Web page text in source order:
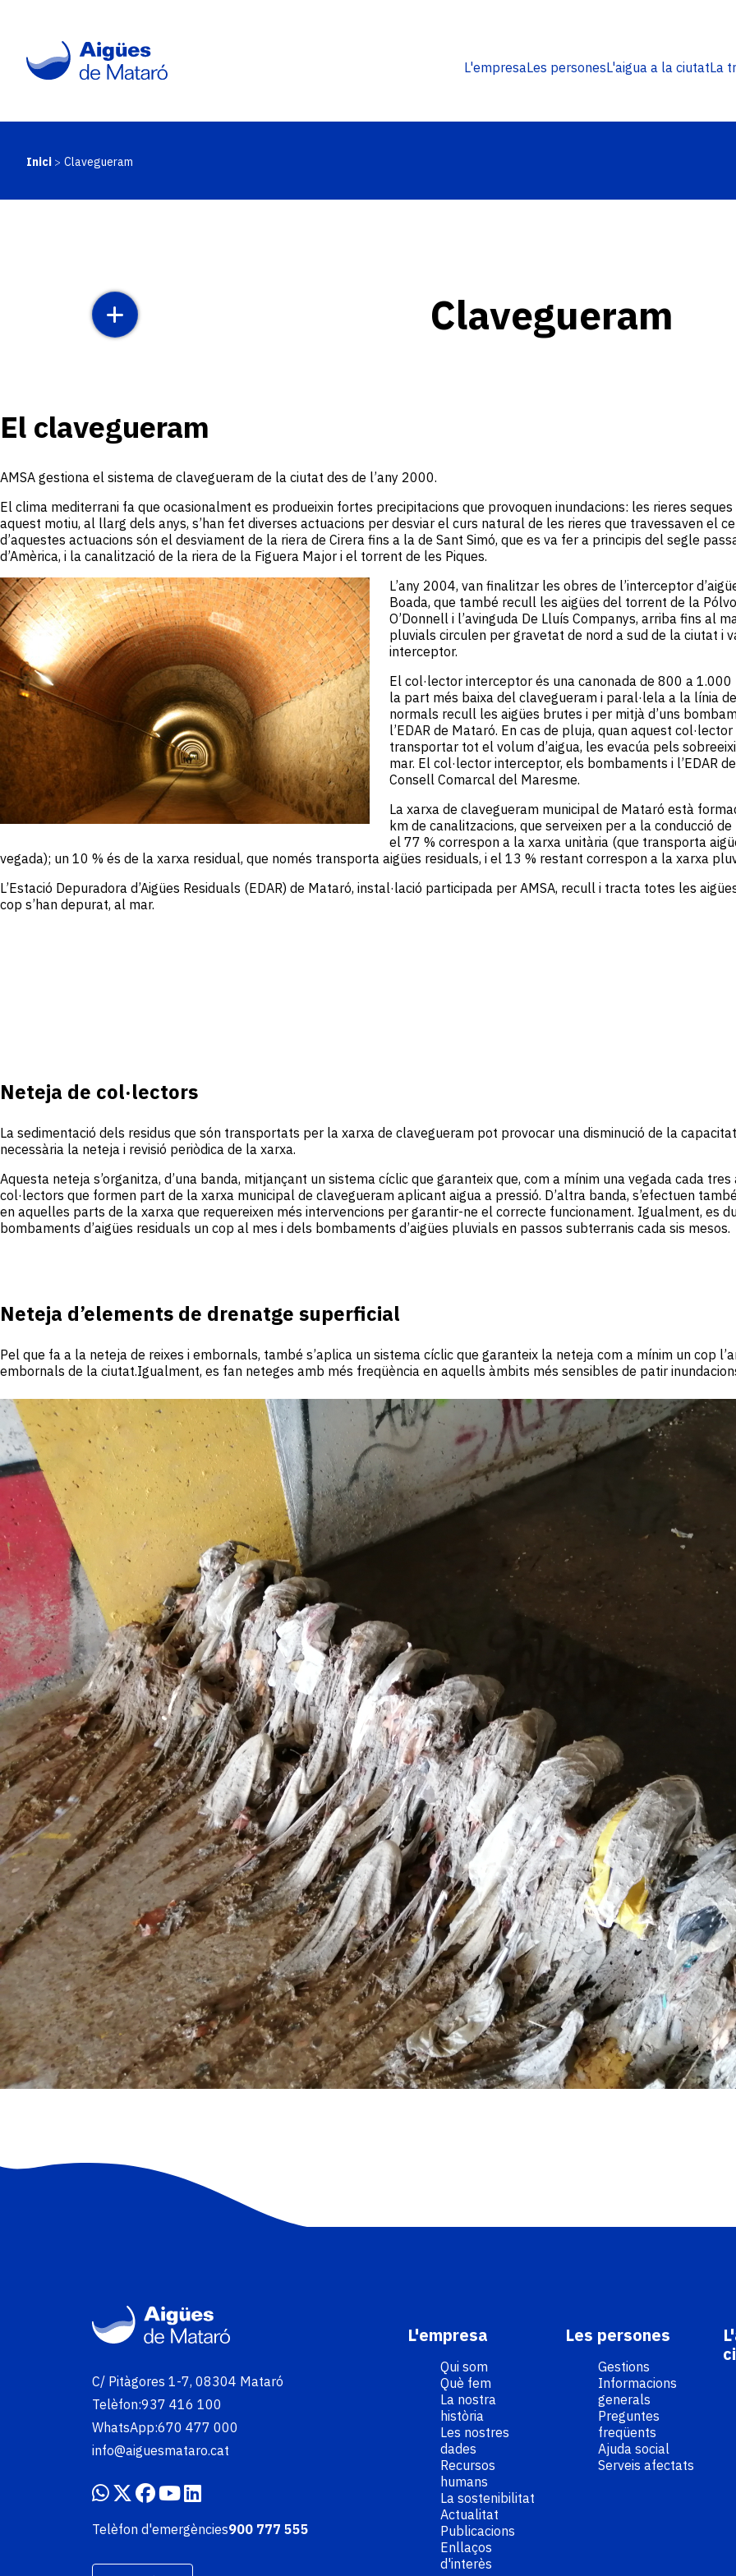
contingut
Navegació
L'empresaLes personesL'aigua a la ciutatLa
Fil
Inici Clavegueram
Clavegueram
El clavegueram
AMSA gestiona el sistema de clavegueram de la ciutat des de l’any 2000.
El clima mediterrani fa que ocasionalment es produeixin fortes precipitacions que provoquen inundacions: les rieres
aquest motiu, al llarg dels anys, s’han fet diverses actuacions per desviar el curs natural de les rieres que travessaven el
d’aquestes actuacions són el desviament de la riera de Cirera fins a la de Sant Simó, que es va fer a principis del segle
d’Amèrica, i la canalització de la riera de la Figuera Major i el torrent de les Piques.
Imatge
L’any 2004, van finalitzar les obres de l’interceptor
Boada, que també recull les aigües del torrent de la
O’Donnell i l’avinguda De Lluís Companys, arriba fins al
pluvials circulen per gravetat de nord a sud de la ciutat i
interceptor.
El col·lector interceptor és una canonada de 800 a
la part més baixa del clavegueram i paral·lela a la línia
normals recull les aigües brutes i per mitjà d’uns
l’EDAR de Mataró. En cas de pluja, quan aquest
transportar tot el volum d’aigua, les evacúa pels
mar. El col·lector interceptor, els bombaments i l’EDAR
Consell Comarcal del Maresme.
La xarxa de clavegueram municipal de Mataró està
km de canalitzacions, que serveixen per a la conducció
el 77 % correspon a la xarxa unitària (que transporta
vegada); un 10 % és de la xarxa residual, que només transporta aigües residuals, i el 13 % restant correspon a la xarxa
L’Estació Depuradora d’Aigües Residuals (EDAR) de Mataró, instal·lació participada per AMSA, recull i tracta totes les
cop s’han depurat, al mar.
Neteja de col·lectors
La sedimentació dels residus que són transportats per la xarxa de clavegueram pot provocar una disminució de la
necessària la neteja i revisió periòdica de la xarxa.
Aquesta neteja s’organitza, d’una banda, mitjançant un sistema cíclic que garanteix que, com a mínim una vegada cada
col·lectors que formen part de la xarxa municipal de clavegueram aplicant aigua a pressió. D’altra banda, s’efectuen
en aquelles parts de la xarxa que requereixen més intervencions per garantir-ne el correcte funcionament. Igualment, es
bombaments d’aigües residuals un cop al mes i dels bombaments d’aigües pluvials en passos subterranis cada sis mesos.
Neteja d’elements de drenatge superficial
Pel que fa a la neteja de reixes i embornals, també s’aplica un sistema cíclic que garanteix la neteja com a mínim un cop
embornals de la ciutat.Igualment, es fan neteges amb més freqüència en aquells àmbits més sensibles de patir
Imatge
Imatge
C/ Pitàgores 1-7, 08304 Mataró
Telèfon:937 416 100
WhatsApp:670 477 000
info@aiguesmataro.cat
Telèfon d'emergències900 777 555
L'empresa
Qui som
Què fem
La nostra
història
Les nostres
dades
Recursos
humans
La sostenibilitat
Actualitat
Publicacions
Enllaços
d'interès
Les persones
Gestions
Informacions
generals
Preguntes
freqüents
Ajuda social
Serveis afectats